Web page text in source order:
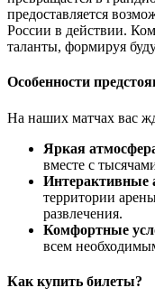
предоставляется
России в действии.
таланты, формируя
Особенности
На наших матчах вас
Яркая
вместе с
Интерактивные
территории
развлечения.
Комфортные
всем
Как купить билеты?